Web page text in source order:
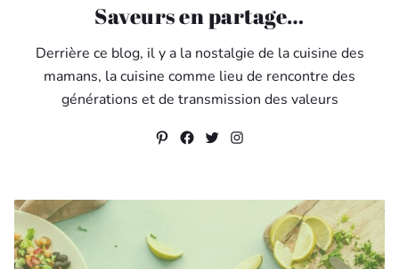
Saveurs en partage…
Derrière ce blog, il y a la nostalgie de la cuisine des
mamans, la cuisine comme lieu de rencontre des
générations et de transmission des valeurs
Pinterest
Facebook
Twitter
Instagram